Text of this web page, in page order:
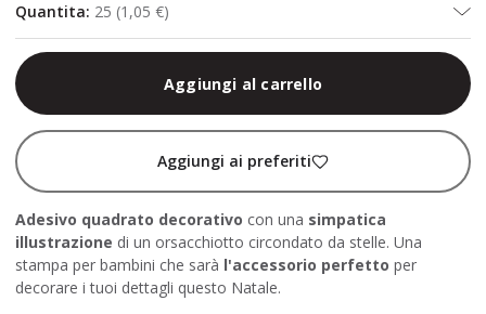
Quantita: 25 (1,05 €)
Aggiungi al carrello
Aggiungi ai preferiti
Adesivo quadrato decorativo con una simpatica
illustrazione di un orsacchiotto circondato da stelle. Una
stampa per bambini che sarà l'accessorio perfetto per
decorare i tuoi dettagli questo Natale.